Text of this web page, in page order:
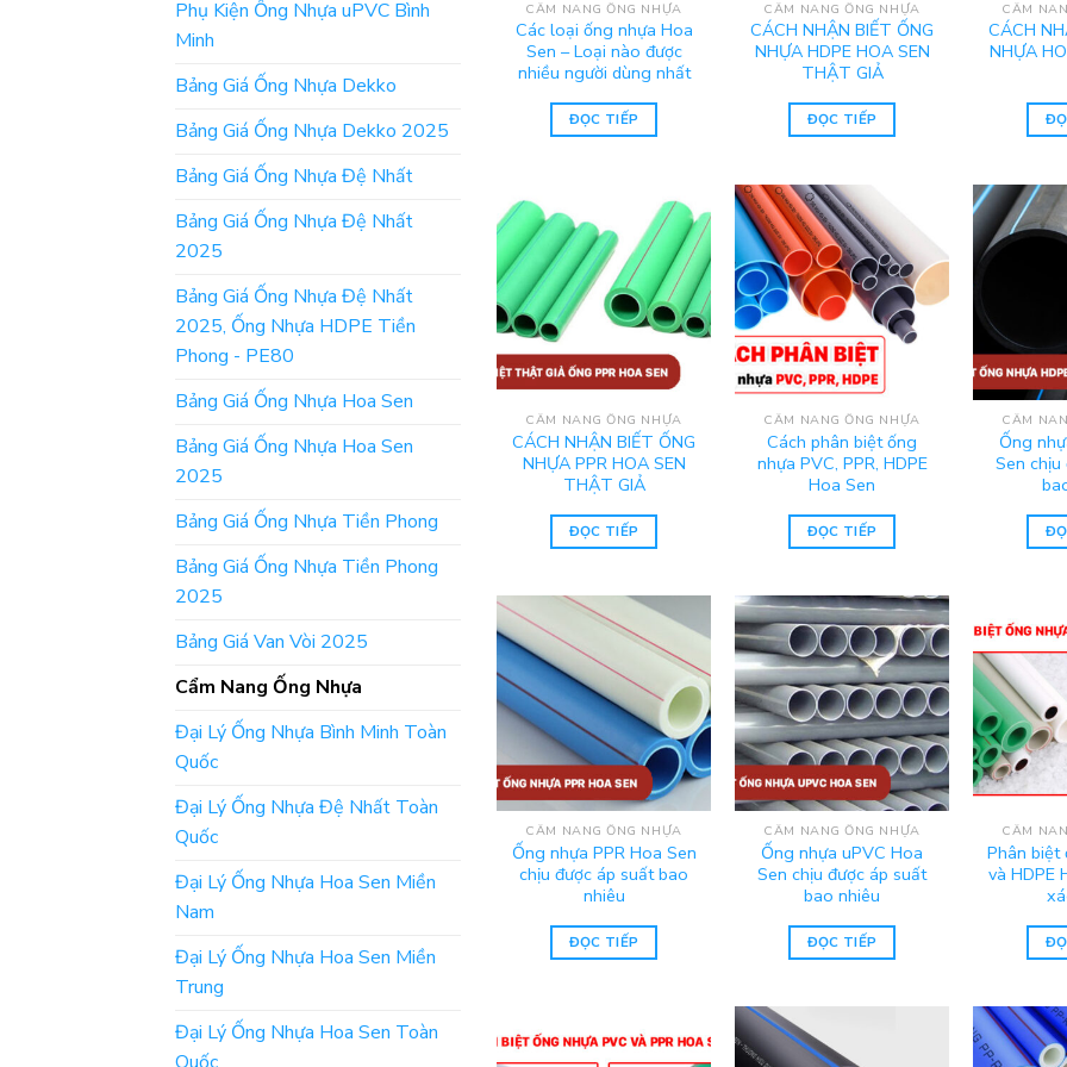
Phụ Kiện Ống Nhựa uPVC Bình
Minh
Bảng Giá Ống Nhựa Dekko
Bảng Giá Ống Nhựa Dekko 2025
Bảng Giá Ống Nhựa Đệ Nhất
Bảng Giá Ống Nhựa Đệ Nhất
2025
Bảng Giá Ống Nhựa Đệ Nhất
2025, Ống Nhựa HDPE Tiền
Phong - PE80
Bảng Giá Ống Nhựa Hoa Sen
Bảng Giá Ống Nhựa Hoa Sen
2025
Bảng Giá Ống Nhựa Tiền Phong
Bảng Giá Ống Nhựa Tiền Phong
2025
Bảng Giá Van Vòi 2025
Cẩm Nang Ống Nhựa
Đại Lý Ống Nhựa Bình Minh Toàn
Quốc
Đại Lý Ống Nhựa Đệ Nhất Toàn
Quốc
Đại Lý Ống Nhựa Hoa Sen Miền
Nam
Đại Lý Ống Nhựa Hoa Sen Miền
Trung
Đại Lý Ống Nhựa Hoa Sen Toàn
Quốc
CẨM NANG ỐNG NHỰA
Các loại ống nhựa Hoa
Sen – Loại nào được
nhiều người dùng nhất
ĐỌC TIẾP
CẨM NANG ỐNG NHỰA
CÁCH NHẬN BIẾT ỐNG
NHỰA HDPE HOA SEN
THẬT GIẢ
ĐỌC TIẾP
CẨM
CÁCH
NHỰA
CẨM NANG ỐNG NHỰA
CÁCH NHẬN BIẾT ỐNG
NHỰA PPR HOA SEN
THẬT GIẢ
ĐỌC TIẾP
CẨM NANG ỐNG NHỰA
Cách phân biệt ống
nhựa PVC, PPR, HDPE
Hoa Sen
ĐỌC TIẾP
CẨM
Ống
Sen
CẨM NANG ỐNG NHỰA
Ống nhựa PPR Hoa Sen
chịu được áp suất bao
nhiêu
ĐỌC TIẾP
CẨM NANG ỐNG NHỰA
Ống nhựa uPVC Hoa
Sen chịu được áp suất
bao nhiêu
ĐỌC TIẾP
CẨM
Phân biệt
và HDPE